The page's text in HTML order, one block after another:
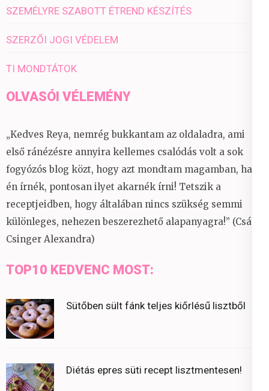
SZEMÉLYRE SZABOTT ÉTREND KÉSZÍTÉS
SZERZŐI JOGI VÉDELEM
TI MONDTÁTOK
OLVASÓI VÉLEMÉNY
„Kedves Reya, nemrég bukkantam az oldaladra, ami
első ránézésre annyira kellemes csalódás volt a sok
fogyózós blog közt, hogy azt mondtam magamban, ha
én írnék, pontosan ilyet akarnék írni! Tetszik a
receptjeidben, hogy általában nincs szükség semmi
különleges, nehezen beszerezhető alapanyagra!” (Csáky
Csinger Alexandra)
TOP10 KEDVENC MOST:
Sütőben sült fánk teljes kiőrlésű lisztből
Diétás epres süti recept lisztmentesen!